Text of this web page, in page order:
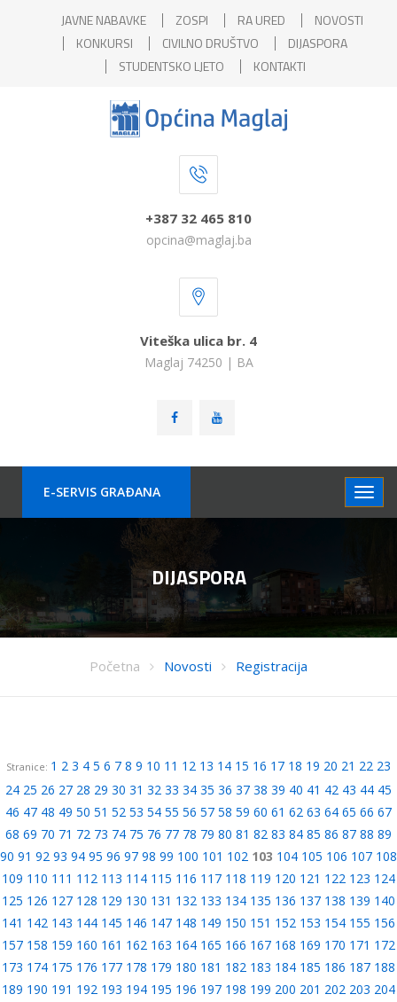
JAVNE NABAVKE ZOSPI RA URED
NOVOSTI
KONKURSI
CIVILNO DRUŠTVO
DIJASPORA
STUDENTSKO LJETO
KONTAKTI
+387 32 465 810
opcina@maglaj.ba
Viteška ulica br. 4
Maglaj 74250 | BA
E-SERVIS GRAÐANA
DIJASPORA
Početna Novosti Registracija
Stranice: 1 2 3 4 5 6 7 8 9 10 11 12 13 14 15 16 17 18 19 20 21 22 23
24 25 26 27 28 29 30 31 32 33 34 35 36 37 38 39 40 41 42 43 44 45
46 47 48 49 50 51 52 53 54 55 56 57 58 59 60 61 62 63 64 65 66 67
68 69 70 71 72 73 74 75 76 77 78 79 80 81 82 83 84 85 86 87 88 89
90 91 92 93 94 95 96 97 98 99 100 101 102 103 104 105 106 107 108
109 110 111 112 113 114 115 116 117 118 119 120 121 122 123 124
125 126 127 128 129 130 131 132 133 134 135 136 137 138 139 140
141 142 143 144 145 146 147 148 149 150 151 152 153 154 155 156
157 158 159 160 161 162 163 164 165 166 167 168 169 170 171 172
173 174 175 176 177 178 179 180 181 182 183 184 185 186 187 188
189 190 191 192 193 194 195 196 197 198 199 200 201 202 203 204